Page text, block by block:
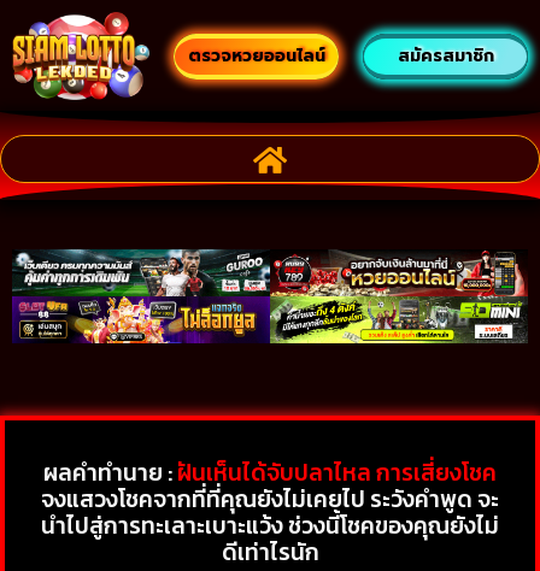
ตรวจหวยออนไลน์ สมัครสมาชิก
ผลคำทำนาย :ฝันเห็นได้จับปลาไหล การเสี่ยงโชค
จงแสวงโชคจากที่ที่คุณยังไม่เคยไป ระวังคำพูด จะ
นำไปสู่การทะเลาะเบาะแว้ง ช่วงนี้โชคของคุณยังไม่
ดีเท่าไรนัก